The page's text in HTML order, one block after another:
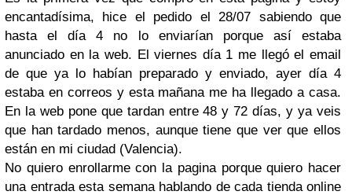
encantadísima, hice el pedido el 28/07 sabiendo que
hasta el día 4 no lo enviarían porque así estaba
anunciado en la web. El viernes día 1 me llegó el email
de que ya lo habían preparado y enviado, ayer día 4
estaba en correos y esta mañana me ha llegado a casa.
En la web pone que tardan entre 48 y 72 días, y ya veis
que han tardado menos, aunque tiene que ver que ellos
están en mi ciudad (Valencia).
No quiero enrollarme con la pagina porque quiero hacer
una entrada esta semana hablando de cada tienda online